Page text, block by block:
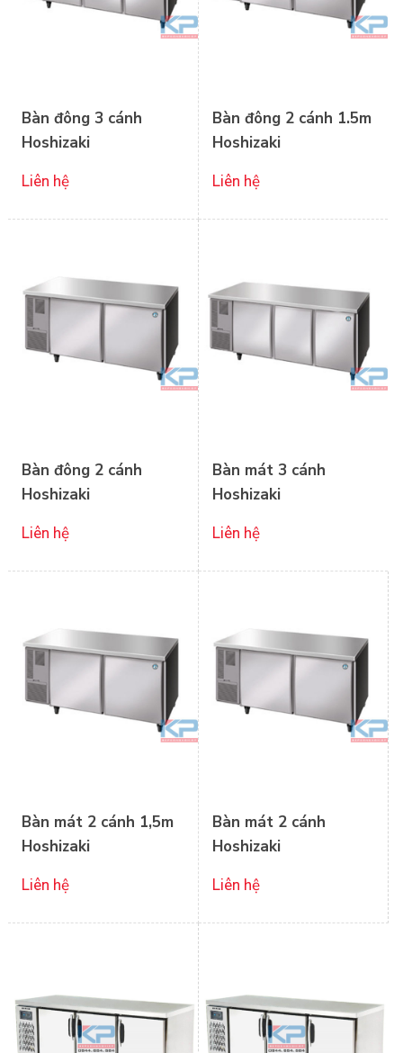
Bàn đông 3 cánh
Hoshizaki
Liên hệ
Bàn đông 2 cánh 1.5m
Hoshizaki
Liên hệ
Bàn đông 2 cánh
Hoshizaki
Liên hệ
Bàn mát 3 cánh
Hoshizaki
Liên hệ
Bàn mát 2 cánh 1,5m
Hoshizaki
Liên hệ
Bàn mát 2 cánh
Hoshizaki
Liên hệ